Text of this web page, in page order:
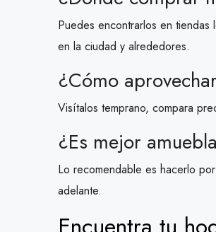
Puedes encontrarlos en
en la ciudad y alrededores.
¿Cómo
Visítalos temprano, compara
¿Es mejor
Lo recomendable es hacerlo
adelante.